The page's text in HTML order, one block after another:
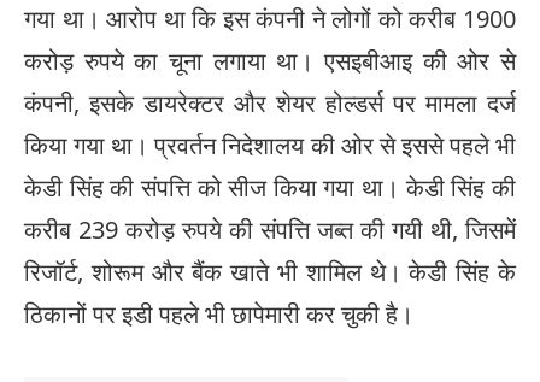
गया था। आरोप था कि इस कंपनी ने लोगों को करीब 1900
करोड़ रुपये का चूना लगाया था। एसइबीआइ की ओर से
कंपनी, इसके डायरेक्टर और शेयर होल्डर्स पर मामला दर्ज
किया गया था। प्रवर्तन निदेशालय की ओर से इससे पहले भी
केडी सिंह की संपत्ति को सीज किया गया था। केडी सिंह की
करीब 239 करोड़ रुपये की संपत्ति जब्त की गयी थी, जिसमें
रिजॉर्ट, शोरूम और बैंक खाते भी शामिल थे। केडी सिंह के
ठिकानों पर इडी पहले भी छापेमारी कर चुकी है।